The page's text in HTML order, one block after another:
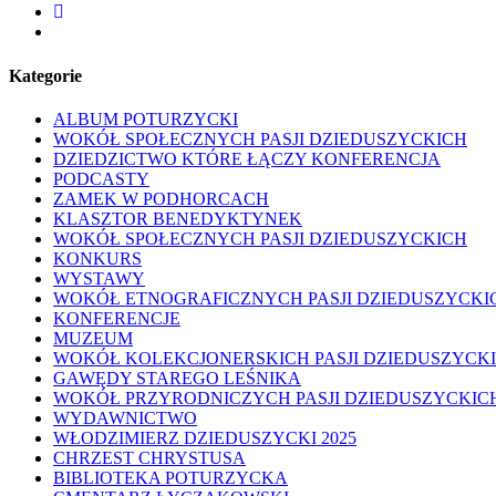
facebook
Kategorie
ALBUM POTURZYCKI
WOKÓŁ SPOŁECZNYCH PASJI DZIEDUSZYCKICH
DZIEDZICTWO KTÓRE ŁĄCZY KONFERENCJA
PODCASTY
ZAMEK W PODHORCACH
KLASZTOR BENEDYKTYNEK
WOKÓŁ SPOŁECZNYCH PASJI DZIEDUSZYCKICH
KONKURS
WYSTAWY
WOKÓŁ ETNOGRAFICZNYCH PASJI
KONFERENCJE
MUZEUM
WOKÓŁ KOLEKCJONERSKICH PASJI
GAWĘDY STAREGO LEŚNIKA
WOKÓŁ PRZYRODNICZYCH PASJI
WYDAWNICTWO
WŁODZIMIERZ DZIEDUSZYCKI 2025
CHRZEST CHRYSTUSA
BIBLIOTEKA POTURZYCKA